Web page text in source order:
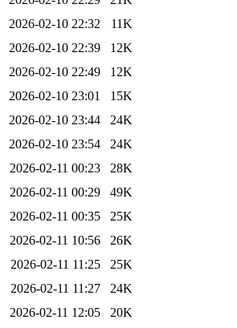
2026-02-10 22:32
11K
2026-02-10 22:39
12K
2026-02-10 22:49
12K
2026-02-10 23:01
15K
2026-02-10 23:44
24K
2026-02-10 23:54
24K
2026-02-11 00:23
28K
2026-02-11 00:29
49K
2026-02-11 00:35
25K
2026-02-11 10:56
26K
2026-02-11 11:25
25K
2026-02-11 11:27
24K
2026-02-11 12:05
20K